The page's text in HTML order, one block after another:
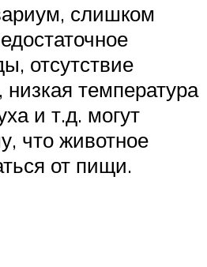
слишком
отсутствие
температура
и т.д. могут
что животное
от пищи.